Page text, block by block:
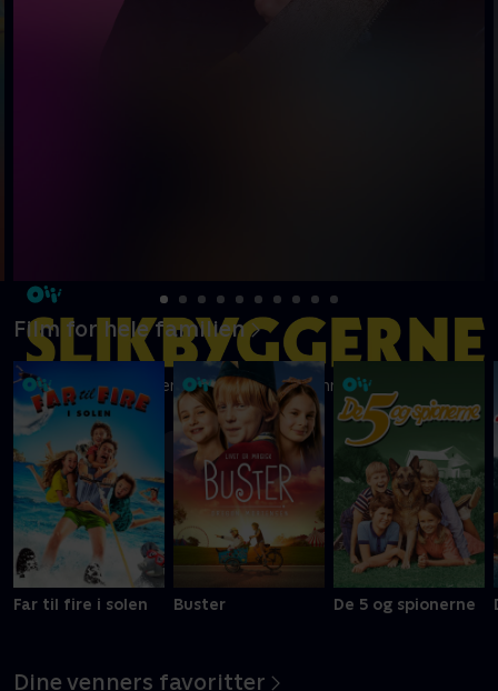
Ni kreative børn kæmper om at blive Danmarks vildeste
slikbygger
Mere info
Film for hele familien
Far til fire i solen Buster De 5 og spionerne
Dine venners favoritter